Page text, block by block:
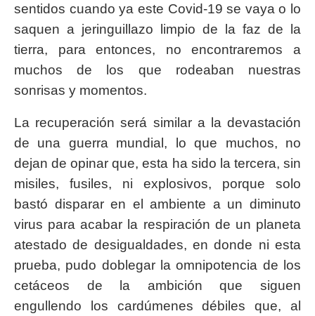
sentidos cuando ya este Covid-19 se vaya o lo
saquen a jeringuillazo limpio de la faz de la
tierra, para entonces, no encontraremos a
muchos de los que rodeaban nuestras
sonrisas y momentos.
La recuperación será similar a la devastación
de una guerra mundial, lo que muchos, no
dejan de opinar que, esta ha sido la tercera, sin
misiles, fusiles, ni explosivos, porque solo
bastó disparar en el ambiente a un diminuto
virus para acabar la respiración de un planeta
atestado de desigualdades, en donde ni esta
prueba, pudo doblegar la omnipotencia de los
cetáceos de la ambición que siguen
engullendo los cardúmenes débiles que, al